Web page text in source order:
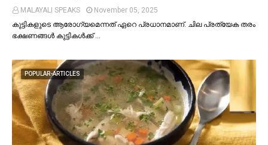
MALAYALI SPEAKS
November 05, 2025
കുട്ടികളുടെ ആരോഗ്യമെന്നത് ഏറെ പ്രധാനമാണ്. ചില പ്രത്യേക തരം
ഭക്ഷണങ്ങള്‍ കുട്ടികള്‍ക്ക് …
POPULAR-ARTICLES